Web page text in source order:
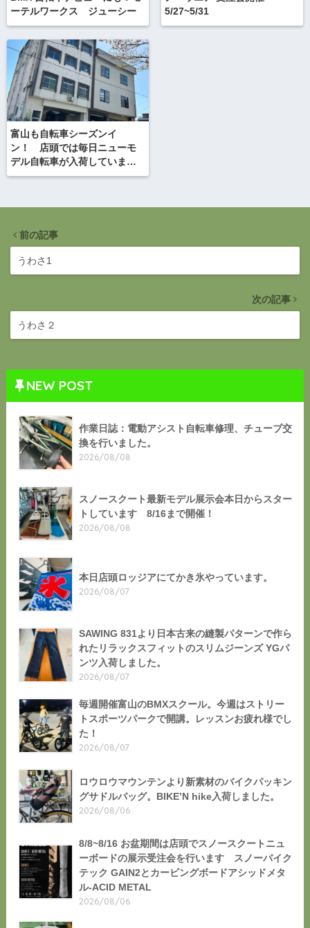
ーテルワークス ジューシー
5/27~5/31
富山も自転車シーズンイ
ン！ 店頭では毎日ニューモ
デル自転車が入荷しています
よ
前の記事
うわさ1
次の記事
うわさ２
NEW POST
作業日誌：電動アシスト自転車修理、チューブ交
換を行いました。
2026/08/08
スノースクート最新モデル展示会本日からスター
トしています 8/16まで開催！
2026/08/08
本日店頭ロッジアにてかき氷やっています。
2026/08/07
SAWING 831より日本古来の縫製パターンで作ら
れたリラックスフィットのスリムジーンズ YGパ
ンツ入荷しました。
2026/08/07
毎週開催富山のBMXスクール。今週はストリー
トスポーツパークで開講。レッスンお疲れ様でし
た！
2026/08/07
ロウロウマウンテンより新素材のバイクパッキン
グサドルバッグ。BIKE’N hike入荷しました。
2026/08/06
8/8~8/16 お盆期間は店頭でスノースクートニュ
ーボードの展示受注会を行います スノーバイク
テック GAIN2とカービングボードアシッドメタ
ル-ACID METAL
2026/08/06